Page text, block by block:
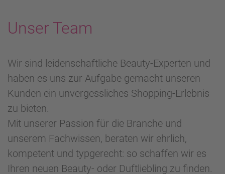
Unser Team
Wir sind leidenschaftliche Beauty-Experten und
haben es uns zur Aufgabe gemacht unseren
Kunden ein unvergessliches Shopping-Erlebnis
zu bieten.
Mit unserer Passion für die Branche und
unserem Fachwissen, beraten wir ehrlich,
kompetent und typgerecht: so schaffen wir es
Ihren neuen Beauty- oder Duftliebling zu finden.